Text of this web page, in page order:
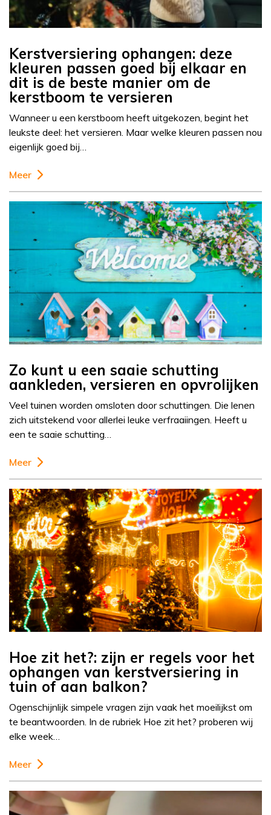
Kerstversiering ophangen: deze
kleuren passen goed bij elkaar en
dit is de beste manier om de
kerstboom te versieren
Wanneer u een kerstboom heeft uitgekozen, begint het
leukste deel: het versieren. Maar welke kleuren passen nou
eigenlijk goed bij…
Meer
Zo kunt u een saaie schutting
aankleden, versieren en opvrolijken
Veel tuinen worden omsloten door schuttingen. Die lenen
zich uitstekend voor allerlei leuke verfraaiingen. Heeft u
een te saaie schutting…
Meer
Hoe zit het?: zijn er regels voor het
ophangen van kerstversiering in
tuin of aan balkon?
Ogenschijnlijk simpele vragen zijn vaak het moeilijkst om
te beantwoorden. In de rubriek Hoe zit het? proberen wij
elke week…
Meer